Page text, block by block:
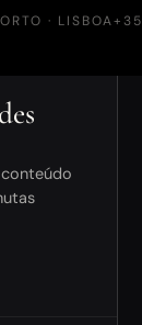
· LISBOA